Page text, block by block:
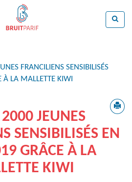
FRANCILIENS SENSIBILISÉS
LA MALLETTE KIWI
JEUNES
SENSIBILISÉS EN
GRÂCE À LA
KIWI